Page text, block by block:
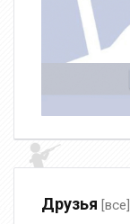
Друзья [все]